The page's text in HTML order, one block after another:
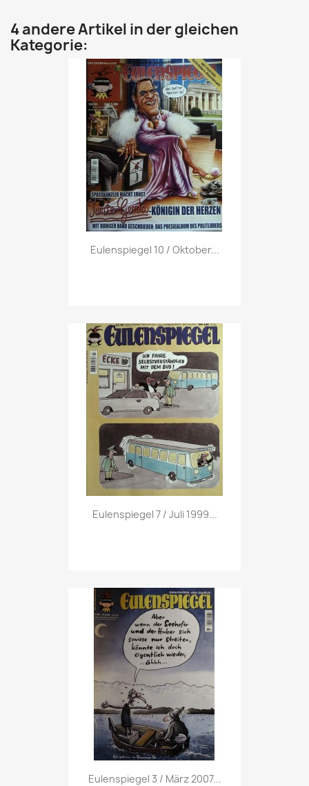
4 andere Artikel in der gleichen
Kategorie:
Vorschau
Eulenspiegel 10 / Oktober...
Vorschau
Eulenspiegel 7 / Juli 1999...
Vorschau
Eulenspiegel 3 / März 2007...